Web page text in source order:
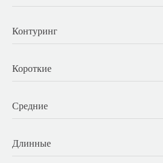
Контуринг
Короткие
Средние
Длинные